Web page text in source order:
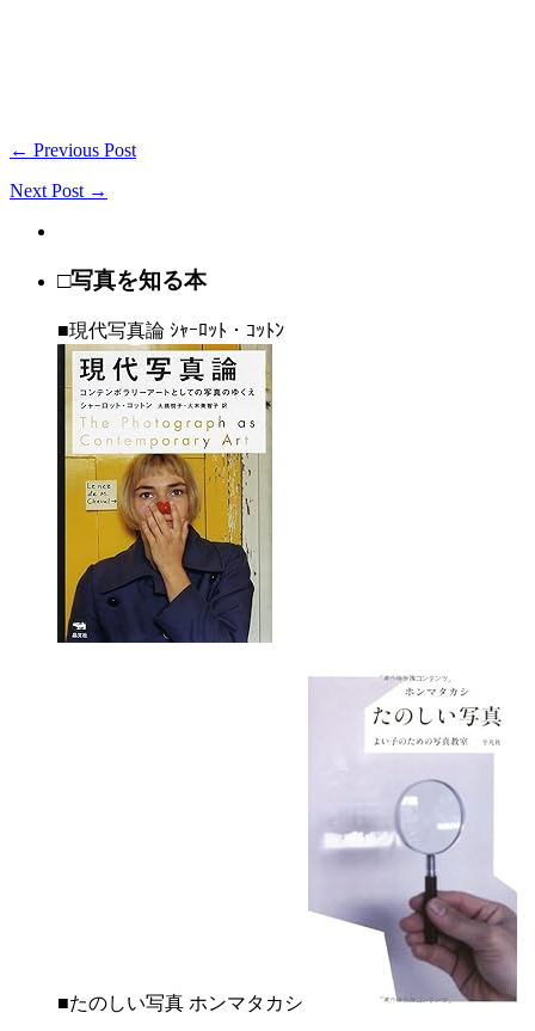
← Previous Post
Next Post →
□写真を知る本
■現代写真論 ｼｬｰﾛｯﾄ・ｺｯﾄﾝ
■たのしい写真 ホンマタカシ